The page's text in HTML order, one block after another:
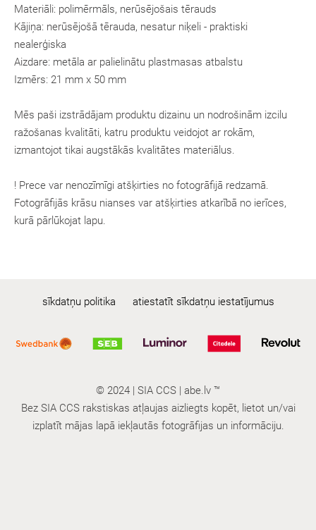
Materiāli: polimērmāls, nerūsējošais tērauds
Kājiņa: nerūsējošā tērauda, nesatur niķeli - praktiski
nealerģiska
Aizdare: metāla ar palielinātu plastmasas atbalstu
Izmērs: 21 mm x 50 mm
Mēs paši izstrādājam produktu dizainu un nodrošinām izcilu
ražošanas kvalitāti, katru produktu veidojot ar rokām,
izmantojot tikai augstākās kvalitātes materiālus.
! Prece var nenozīmīgi atšķirties no fotogrāfijā redzamā.
Fotogrāfijās krāsu nianses var atšķirties atkarībā no ierīces,
kurā pārlūkojat lapu.
sīkdatņu politika atiestatīt sīkdatņu iestatījumus
© 2024 | SIA CCS | abe.lv ™
Bez SIA CCS rakstiskas atļaujas aizliegts kopēt, lietot un/vai
izplatīt mājas lapā iekļautās fotogrāfijas un informāciju.